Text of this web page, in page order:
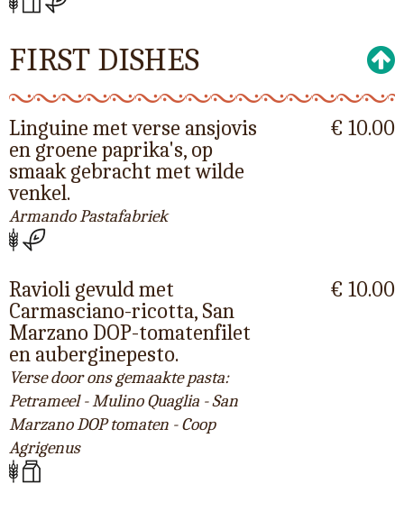
FIRST DISHES
Linguine met verse ansjovis
en groene paprika's, op
smaak gebracht met wilde
venkel.
Armando Pastafabriek
€ 10.00
Ravioli gevuld met
Carmasciano-ricotta, San
Marzano DOP-tomatenfilet
en auberginepesto.
Verse door ons gemaakte pasta:
Petrameel - Mulino Quaglia - San
Marzano DOP tomaten - Coop
Agrigenus
€ 10.00